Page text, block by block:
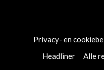
Privacy- en
Headliner
Alle